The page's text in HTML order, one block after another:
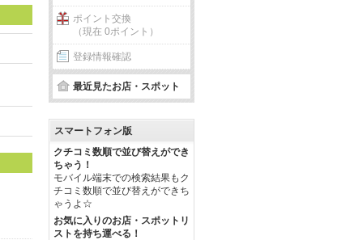
ポイント交換
（現在 0ポイント）
登録情報確認
最近見たお店・スポット
スマートフォン版
クチコミ数順で並び替えができ
ちゃう！
モバイル端末での検索結果もク
チコミ数順で並び替えができち
ゃうよ☆
お気に入りのお店・スポットリ
ストを持ち運べる！